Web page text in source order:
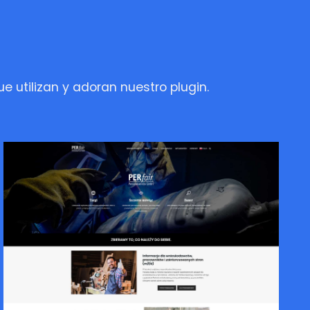
utilizan y adoran nuestro plugin.